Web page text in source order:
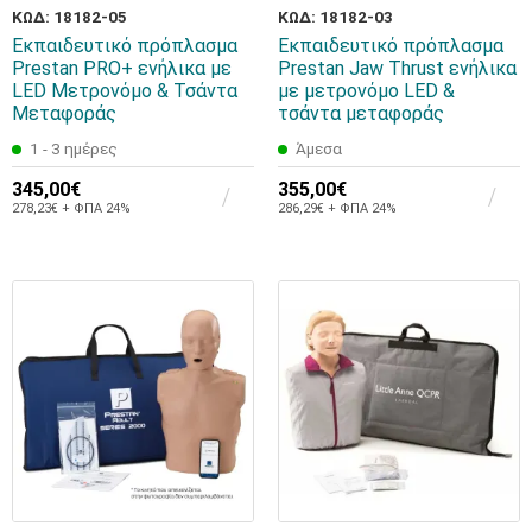
ΚΩΔ: 18182-05
Εκπαιδευτικό πρόπλασμα
Prestan PRO+ ενήλικα με
LED Μετρονόμο & Τσάντα
Μεταφοράς
1 - 3 ημέρες
345,00€
278,23€ + ΦΠΑ 24%
ΚΩΔ: 18182-03
Εκπαιδευτικό πρόπλασμα
Prestan Jaw Thrust ενήλικα
με μετρονόμο LED &
τσάντα μεταφοράς
Άμεσα
355,00€
286,29€ + ΦΠΑ 24%